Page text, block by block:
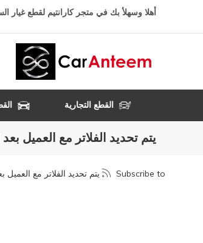
المحتوى
أهلا وسهلأ بك في متجر كارانتيم لقطع غيار
القطع التجارية
يتم تحديد الفلاتر مع العميل
Subscribe to يتم تحديد الفلاتر مع العميل بعد الطلب.